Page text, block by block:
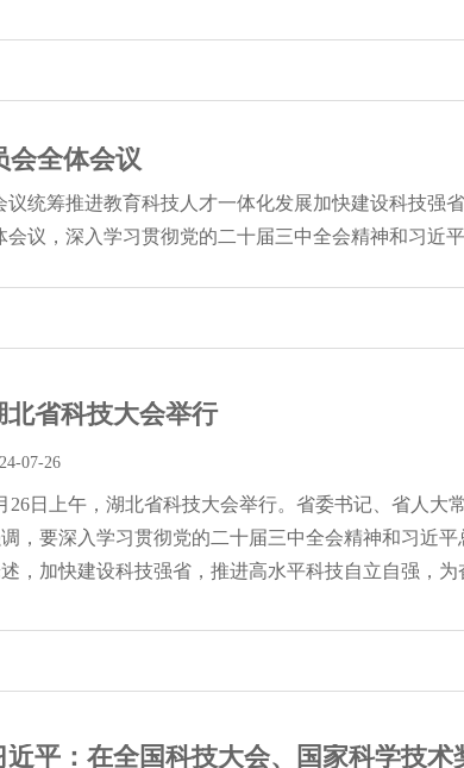
会全体会议
统筹推进教育科技人才一体化发展加快建设科技强
议，深入学习贯彻党的二十届三中全会精神和习近
北省科技大会举行
07-26
26日上午，湖北省科技大会举行。省委书记、省人大
，要深入学习贯彻党的二十届三中全会精神和习近
，加快建设科技强省，推进高水平科技自立自强，为
近平：在全国科技大会、国家科学技术